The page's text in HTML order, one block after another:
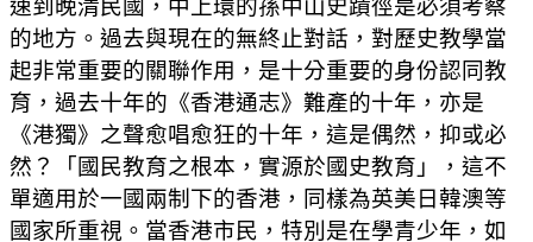
速到晚清民國，中上環的孫中山史蹟徑是必須考察
的地方。過去與現在的無終止對話，對歷史教學當
起非常重要的關聯作用，是十分重要的身份認同教
育，過去十年的《香港通志》難產的十年，亦是
《港獨》之聲愈唱愈狂的十年，這是偶然，抑或必
然？「國民教育之根本，實源於國史教育」，這不
單適用於一國兩制下的香港，同樣為英美日韓澳等
國家所重視。當香港市民，特別是在學青少年，如